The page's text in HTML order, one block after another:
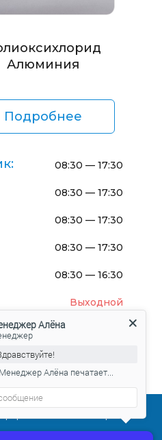
Алюминия
Подробнее
08:30 — 17:30
08:30 — 17:30
08:30 — 17:30
08:30 — 17:30
08:30 — 16:30
Выходной
поставки товаров
Алёна
Менеджер Алёна печатает...